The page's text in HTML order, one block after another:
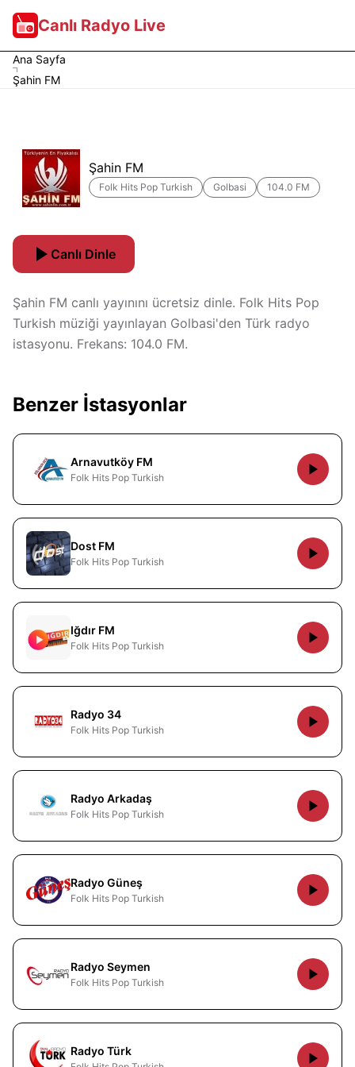
Canlı Radyo Live
Ana Sayfa
Şahin FM
Şahin FM
Folk Hits Pop Turkish Golbasi 104.0 FM
Canlı Dinle
Şahin FM canlı yayınını ücretsiz dinle. Folk Hits Pop
Turkish müziği yayınlayan Golbasi'den Türk radyo
istasyonu. Frekans: 104.0 FM.
Benzer İstasyonlar
Arnavutköy FM
Folk Hits Pop Turkish
Dost FM
Folk Hits Pop Turkish
Iğdır FM
Folk Hits Pop Turkish
Radyo 34
Folk Hits Pop Turkish
Radyo Arkadaş
Folk Hits Pop Turkish
Radyo Güneş
Folk Hits Pop Turkish
Radyo Seymen
Folk Hits Pop Turkish
Radyo Türk